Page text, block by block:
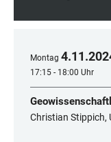
Montag 4.11.
17:15 - 18:00 Uhr
Christian Stippich,